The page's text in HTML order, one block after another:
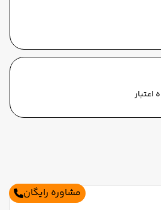
مشاوره رایگان